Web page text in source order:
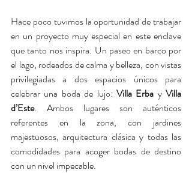
Hace poco tuvimos la oportunidad de trabajar
en un proyecto muy especial en este enclave
que tanto nos inspira. Un paseo en barco por
el lago, rodeados de calma y belleza, con vistas
privilegiadas a dos espacios únicos para
celebrar una boda de lujo: Villa Erba y Villa
d’Este. Ambos lugares son auténticos
referentes en la zona, con jardines
majestuosos, arquitectura clásica y todas las
comodidades para acoger bodas de destino
con un nivel impecable.